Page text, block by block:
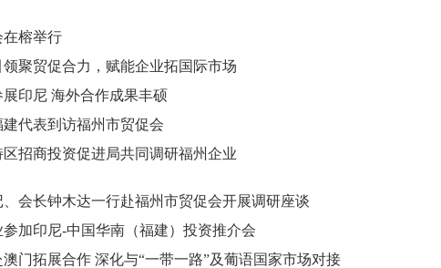
榕举行
聚贸促合力，赋能企业拓国际市场
印尼 海外合作成果丰硕
代表到访福州市贸促会
招商投资促进局共同调研福州企业
会长钟木达一行赴福州市贸促会开展调研座谈
加印尼-中国华南（福建）投资推介会
门拓展合作 深化与“一带一路”及葡语国家市场对接